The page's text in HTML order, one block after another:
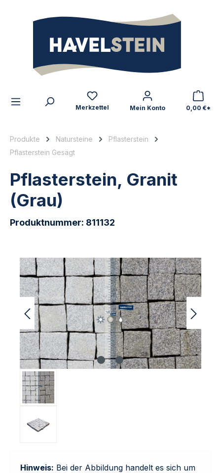
Zum Inhalt
Merkzettel Mein Konto 0,00 €*
Produkte Natursteine
Pflasterstein
Pflasterstein Gesägt
Pflasterstein, Granit
(Grau)
Produktnummer: 811132
Hinweis: Bei der Abbildung handelt es sich um